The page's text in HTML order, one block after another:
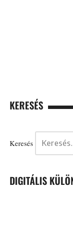
KERESÉS
Keresés
DIGITÁLIS